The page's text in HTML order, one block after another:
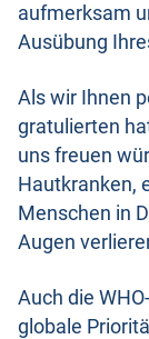
aufmerksam
Ausübung
Als wir Ihnen
gratulierten
uns freuen
Hautkranken,
Menschen in
Augen
Auch die
globale